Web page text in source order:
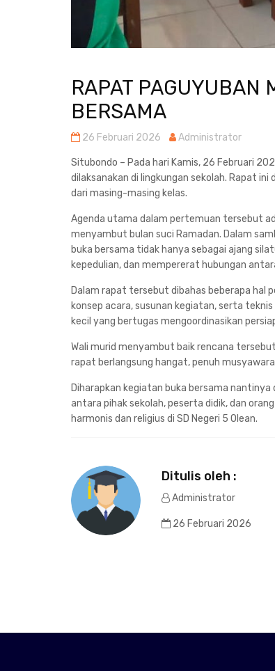
RAPAT PAGUYUBAN
BERSAMA
26 Februari 2026 Administrator
Situbondo – Pada hari Kamis, 26 Februari
dilaksanakan di lingkungan sekolah. Rapat
dari masing-masing kelas.
Agenda utama dalam pertemuan tersebut
menyambut bulan suci Ramadan. Dalam
buka bersama tidak hanya sebagai ajang
kepedulian, dan mempererat hubungan
Dalam rapat tersebut dibahas beberapa hal
konsep acara, susunan kegiatan, serta
kecil yang bertugas mengoordinasikan
Wali murid menyambut baik rencana
rapat berlangsung hangat, penuh
Diharapkan kegiatan buka bersama
antara pihak sekolah, peserta didik, dan
harmonis dan religius di SD Negeri 5 Olean.
Ditulis oleh :
Administrator
26 Februari 2026